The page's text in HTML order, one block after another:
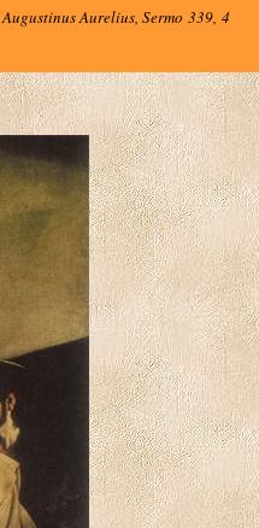
Augustinus Aurelius, Sermo 339, 4